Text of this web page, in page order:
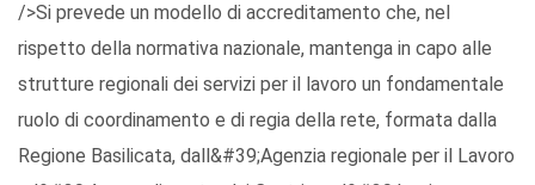
/>Si prevede un modello di accreditamento che, nel
rispetto della normativa nazionale, mantenga in capo alle
strutture regionali dei servizi per il lavoro un fondamentale
ruolo di coordinamento e di regia della rete, formata dalla
Regione Basilicata, dall&#39;Agenzia regionale per il Lavoro